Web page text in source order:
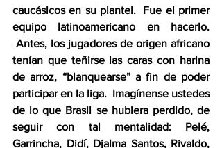
caucásicos en su plantel.  Fue el primer
equipo latinoamericano en hacerlo.
Antes, los jugadores de origen africano
tenían que teñirse las caras con harina
de arroz, “blanquearse” a fin de poder
participar en la liga.  Imagínense ustedes
de lo que Brasil se hubiera perdido, de
seguir con tal mentalidad: Pelé,
Garrincha, Didí, Djalma Santos, Rivaldo,